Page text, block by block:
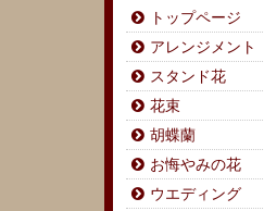
トップページ
アレンジメント
スタンド花
花束
胡蝶蘭
お悔やみの花
ウエディング